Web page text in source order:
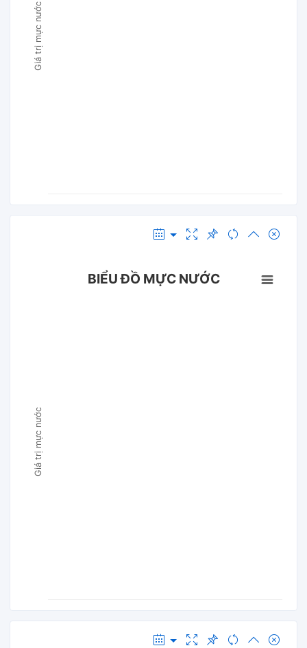
Giá trị mực nước
Giá trị mực nước
BIỂU ĐỒ MỰC NƯỚC